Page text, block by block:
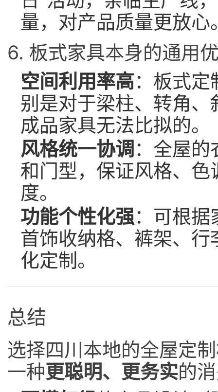
量，对产品质量更放心
6. 板式家具本身的通用
空间利用率高：板式
别是对于梁柱、转角
成品家具无法比拟的。
风格统一协调 ：全屋
和门型，保证风格、
度。
功能个性化强：可根
首饰收纳格、裤架、行
化定制。
总结
选择四川本地的全屋定
一种更聪明、更务实的